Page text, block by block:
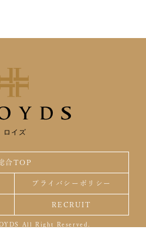
ロイズ
合TOP
プライバシーポリシー
RECRUIT
All Right Reserved.